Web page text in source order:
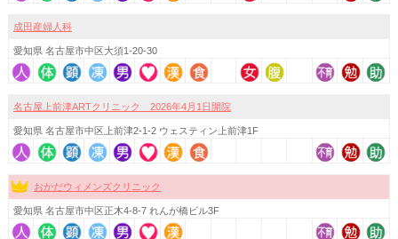
成田産婦人科
愛知県 名古屋市中区大須1-20-30
名古屋上前津ARTクリニック 2026年4月1日開院
愛知県 名古屋市中区上前津2-1-2 ウェスティン上前津1F
おかだウィメンズクリニック
愛知県 名古屋市中区正木4-8-7 れんが橋ビル3F